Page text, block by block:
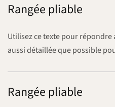
Rangée pliable
Utilisez ce texte pour
aussi détaillée que possible
Rangée pliable